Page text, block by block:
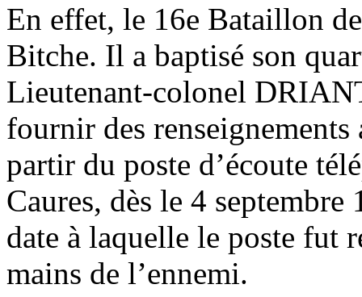
En effet, le 16e Bataillon
Bitche. Il a baptisé son
Lieutenant-colonel
fournir des renseignements
partir du poste d’écoute
Caures, dès le 4
date à laquelle le poste fut
mains de l’ennemi.